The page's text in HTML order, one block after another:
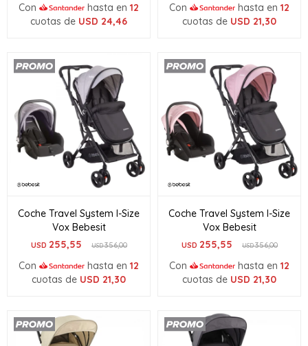
Con hasta en 12
cuotas de USD 24,46
Con hasta en 12
cuotas de USD 21,30
Coche Travel System I-Size
Vox Bebesit
USD 255,55 USD356,00
Con hasta en 12
cuotas de USD 21,30
Coche Travel System I-Size
Vox Bebesit
USD 255,55 USD356,00
Con hasta en 12
cuotas de USD 21,30